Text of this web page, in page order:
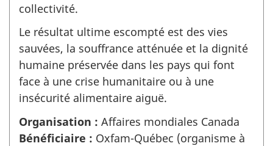
collectivité.
Le résultat ultime escompté est des vies
sauvées, la souffrance atténuée et la dignité
humaine préservée dans les pays qui font
face à une crise humanitaire ou à une
insécurité alimentaire aiguë.
Organisation : Affaires mondiales Canada
Bénéficiaire : Oxfam-Québec (organisme à